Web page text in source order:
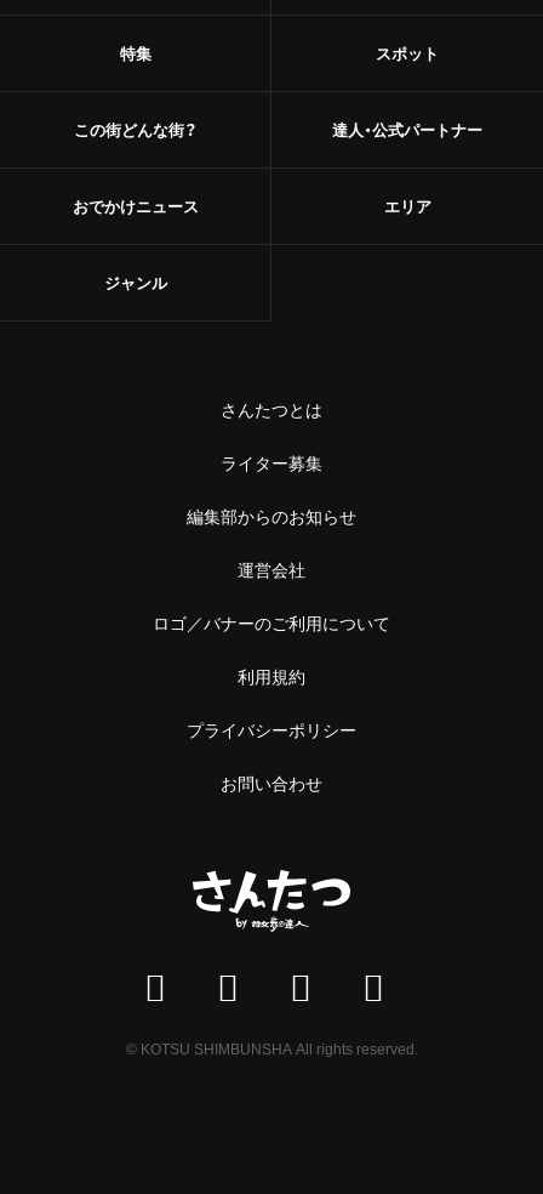
特集
この街どんな街？
おでかけニュース
スポット
達人・公式パートナー
エリア
ジャンル
さんたつとは
ライター募集
編集部からのお知らせ
運営会社
ロゴ／バナーのご利用について
利用規約
プライバシーポリシー
お問い合わせ
© KOTSU SHIMBUNSHA All rights reserved.